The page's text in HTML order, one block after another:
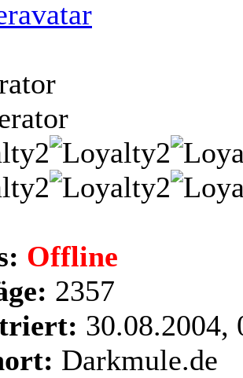
Offline
2357
30.08.2004,
Darkmule.de